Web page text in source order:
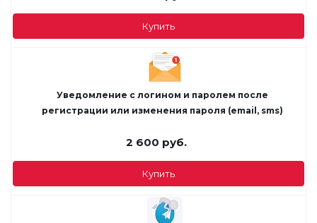
Купить
Уведомление с логином и паролем после
регистрации или изменения пароля (email, sms)
2 600 руб.
Купить